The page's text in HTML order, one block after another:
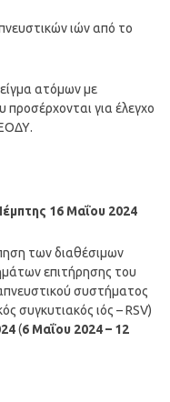
ιών από το
ατόμων με
για έλεγχο
16 Μαΐου 2024
των διαθέσιμων
επιτήρησης του
συστήματος
συγκυτιακός ιός – RSV)
(6Μαΐου2024 – 12